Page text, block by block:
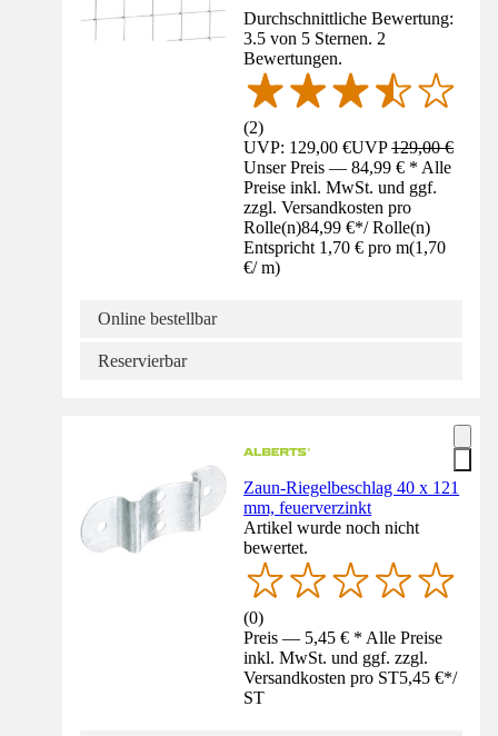
Durchschnittliche Bewertung:
3.5 von 5 Sternen. 2
Bewertungen.
(2)
UVP: 129,00 €UVP129,00 €
Unser Preis — 84,99 € * Alle
Preise inkl. MwSt. und ggf.
zzgl. Versandkosten pro
Rolle(n)84,99 €*/ Rolle(n)
Entspricht 1,70 € pro m(1,70
€/ m)
Online bestellbar
Reservierbar
Zaun-Riegelbeschlag 40 x 121
mm, feuerverzinkt
Artikel wurde noch nicht
bewertet.
(0)
Preis — 5,45 € * Alle Preise
inkl. MwSt. und ggf. zzgl.
Versandkosten pro ST5,45 €*/
ST